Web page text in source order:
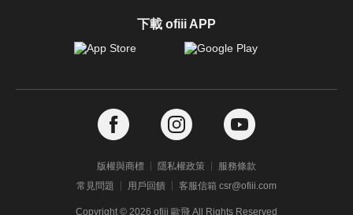
下載 ofiii APP
版權與商標 隱私權政策
服務條款
常見問題
用戶回饋 客服信箱 csr@ofiii.com
Copyright © 2026 ofiii 歐飛 All Rights Reserved